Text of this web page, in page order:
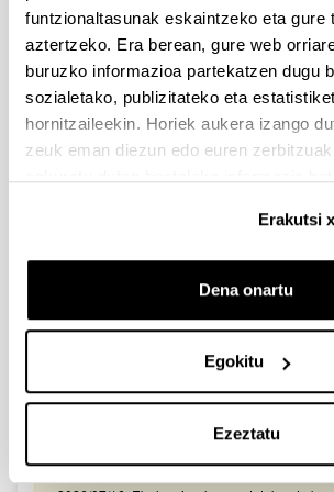
funtzionaltasunak eskaintzeko eta gure
aztertzeko. Era berean, gure web
buruzko informazioa partekatzen dugu
sozialetako, publizitateko eta
hornitzaileekin. Horiek aukera izango
zeuk eman diezun edo euren
Erakutsi
Dena onartu
Egokitu
Ezeztatu
2026/03/25. Onartutako eta baztertutako
behineko zerrendako akatsen zuzenketa -
Onartuak izan diren eta akatsen bat zuzendu
eskaeren behin-behineko zerrenda.
epea: 2026/03/24tik 2026/04/09rarte. (biak
Zientzia, Teknologia eta Berrikuntza
sustatzeko laguntzen deialdia (FECYT)
Aurkezteko epea zabalik: 2026/07/01 - 2026/
Dokumentazioa bidaltzeko barne-epea:
2026/09/11
PROGRAMME 2027
IKERTZAILE DOKTOREAK UPV/EHUn
DEIALDIA (2026)
Izapide irekia (Eskaerak aurkezteko epea:
23:59)